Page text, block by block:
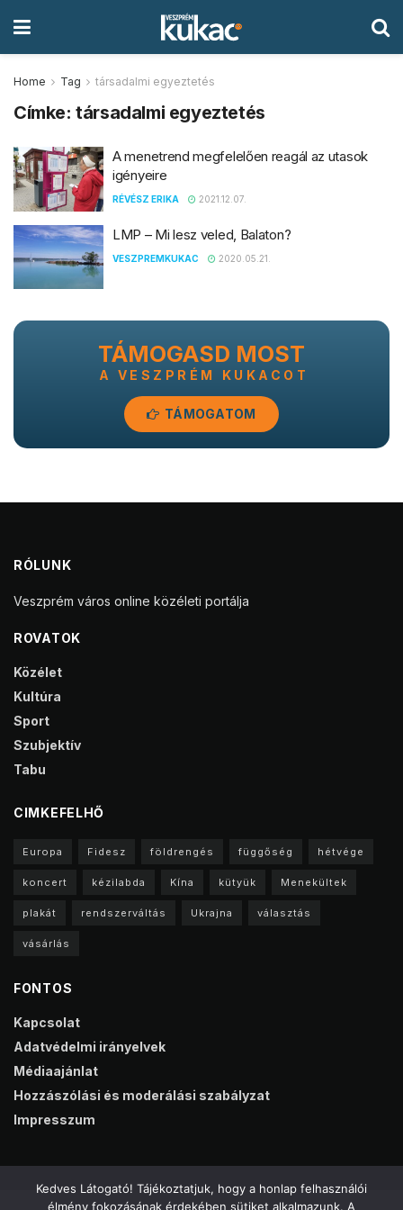
Home Tag társadalmi egyeztetés
Címke:társadalmi egyeztetés
A menetrend megfelelően reagál az utasok
igényeire
RÉVÉSZ ERIKA 2021.12.07.
LMP – Mi lesz veled, Balaton?
VESZPREMKUKAC 2020.05.21.
TÁMOGASD MOST
A VESZPRÉM KUKACOT
TÁMOGATOM
RÓLUNK
Veszprém város online közéleti portálja
ROVATOK
Közélet
Kultúra
Sport
Szubjektív
Tabu
CIMKEFELHŐ
Europa Fidesz földrengés függőség hétvége
koncert kézilabda Kína kütyük Menekültek
plakát rendszerváltás Ukrajna választás
vásárlás
FONTOS
Kapcsolat
Adatvédelmi irányelvek
Médiaajánlat
Hozzászólási és moderálási szabályzat
Impresszum
Kedves Látogató! Tájékoztatjuk, hogy a honlap felhasználói
élmény fokozásának érdekében sütiket alkalmazunk. A